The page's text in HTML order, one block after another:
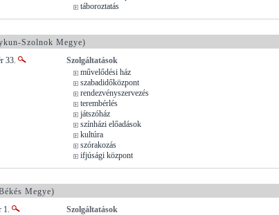
táboroztatás
Szolnok Megye)
33.
Szolgáltatások
művelődési ház
szabadidőközpont
rendezvényszervezés
terembérlés
játszóház
színházi előadások
kultúra
szórakozás
ifjúsági központ
Megye)
Szolgáltatások